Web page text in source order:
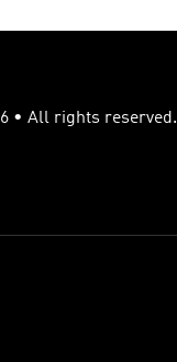
• All rights reserved.